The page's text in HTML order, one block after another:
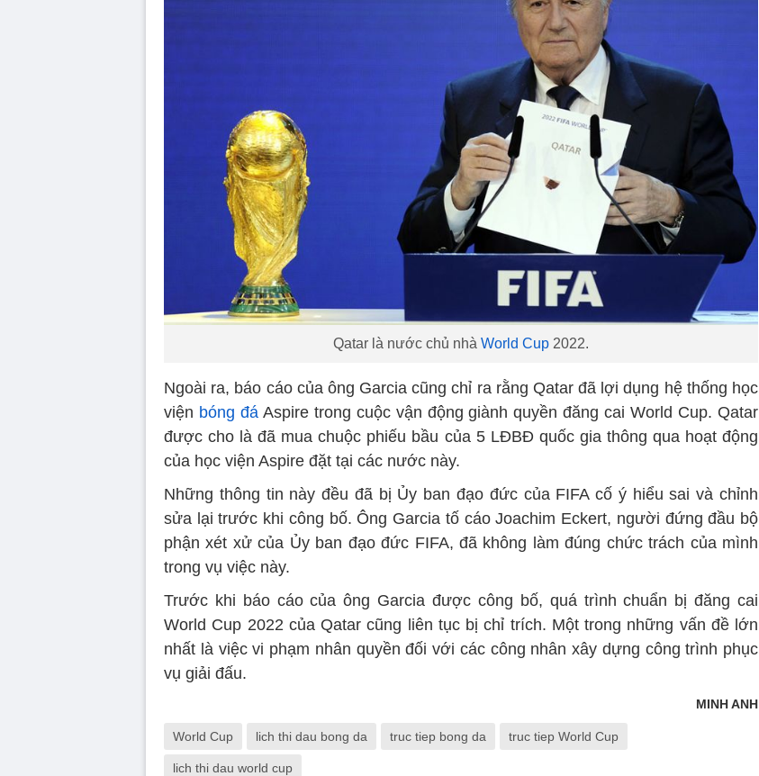
Qatar là nước chủ nhà World Cup 2022.
Ngoài ra, báo cáo của ông Garcia cũng chỉ ra rằng Qatar đã lợi dụng hệ thống học
viện bóng đáAspire trong cuộc vận động giành quyền đăng cai World Cup. Qatar
được cho là đã mua chuộc phiếu bầu của 5 LĐBĐ quốc gia thông qua hoạt động
của học viện Aspire đặt tại các nước này.
Những thông tin này đều đã bị Ủy ban đạo đức của FIFA cố ý hiểu sai và chỉnh
sửa lại trước khi công bố. Ông Garcia tố cáo Joachim Eckert, người đứng đầu bộ
phận xét xử của Ủy ban đạo đức FIFA, đã không làm đúng chức trách của mình
trong vụ việc này.
Trước khi báo cáo của ông Garcia được công bố, quá trình chuẩn bị đăng cai
World Cup 2022 của Qatar cũng liên tục bị chỉ trích. Một trong những vấn đề lớn
nhất là việc vi phạm nhân quyền đối với các công nhân xây dựng công trình phục
vụ giải đấu.
MINH ANH
World Cup lich thi dau bong da truc tiep bong da truc tiep World Cup
lich thi dau world cup